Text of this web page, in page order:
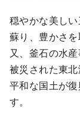
穏やかな美し
蘇り、豊かさ
又、釜石の水
被災された東北
平和な国土が
す。